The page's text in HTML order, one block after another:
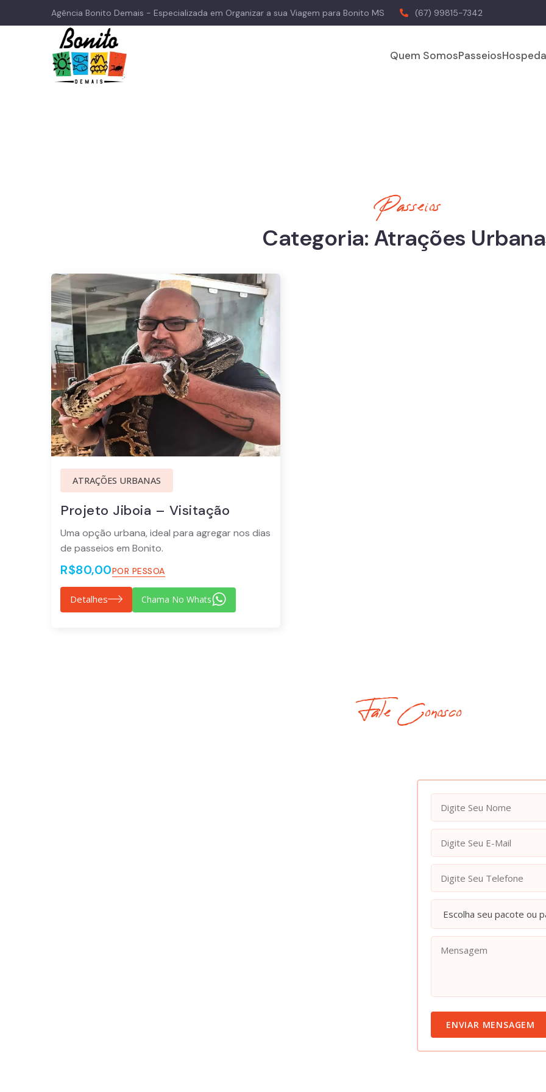
Agência Bonito Demais - Especializada em Organizar a sua Viagem para Bonito MS (67) 99815-7342
Quem SomosPasseios
Passeios
Categoria: Atrações
ATRAÇÕES URBANAS
Projeto Jiboia – Visitação
Uma opção urbana, ideal para agregar nos dias
de passeios em Bonito.
R$80,00POR PESSOA
Detalhes Chama No Whats
Fale Conosco